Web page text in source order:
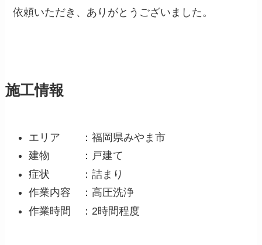
依頼いただき、ありがとうございました。
施工情報
エリア ：福岡県みやま市
建物 ：戸建て
症状 ：詰まり
作業内容 ：高圧洗浄
作業時間 ：2時間程度